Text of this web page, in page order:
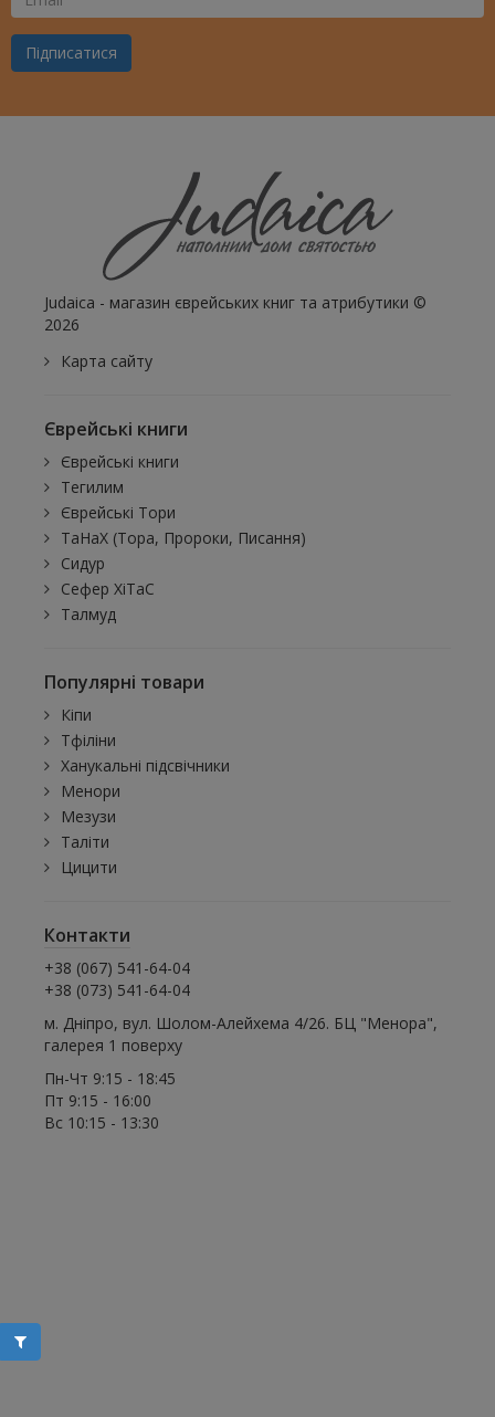
Ваш
Email
Підписатися
Judaica - магазин єврейських книг та атрибутики ©
2026
Карта сайту
Єврейські книги
Єврейські книги
Тегилим
Єврейські Тори
ТаНаХ (Тора, Пророки, Писання)
Сидур
Сефер ХіТаС
Талмуд
Популярні товари
Кіпи
Тфіліни
Ханукальні підсвічники
Менори
Мезузи
Таліти
Цицити
Контакти
+38 (067) 541-64-04
+38 (073) 541-64-04
м. Дніпро, вул. Шолом-Алейхема 4/26. БЦ "Менора",
галерея 1 поверху
Пн-Чт 9:15 - 18:45
Пт 9:15 - 16:00
Вс 10:15 - 13:30